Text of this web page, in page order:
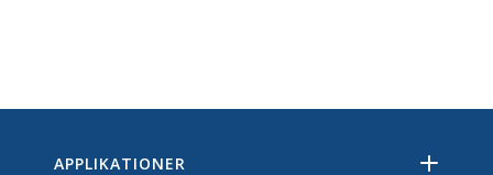
APPLIKATIONER